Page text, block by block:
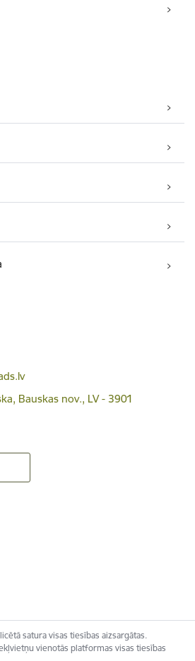
Bauskas nov., LV - 3901
satura visas tiesības aizsargātas.
vienotās platformas visas tiesības